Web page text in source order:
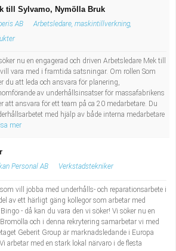
till Sylvamo, Nymölla Bruk
AB
Arbetsledare, maskintillverkning,
nu en engagerad och driven Arbetsledare Mek till
vara med i framtida satsningar. Om rollen Som
du att leda och ansvara för planering,
av underhållsinsatser för massafabrikens
att ansvara för ett team på ca 20 medarbetare. Du
med hjälp av både interna medarbetare
mer
Personal AB Verkstadstekniker
vill jobba med underhålls- och reparationsarbete i
av ett härligt gäng kollegor som arbetar med
- då kan du vara den vi söker! Vi söker nu en
och i denna rekrytering samarbetar vi med
Geberit Group är marknadsledande i Europa
arbetar med en stark lokal närvaro i de flesta